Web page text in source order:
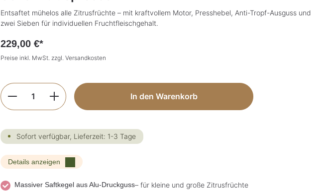
Entsaftet mühelos alle Zitrusfrüchte – mit kraftvollem Motor, Presshebel, Anti-Tropf-Ausguss und
zwei Sieben für individuellen Fruchtfleischgehalt.
229,00 €*
Preise inkl. MwSt. zzgl. Versandkosten
Produkt Anzahl: Gib den gewünschten Wert ein oder
In den Warenkorb
Sofort verfügbar, Lieferzeit: 1-3 Tage
Details anzeigen
Massiver Saftkegel aus Alu-Druckguss– für kleine und große Zitrusfrüchte